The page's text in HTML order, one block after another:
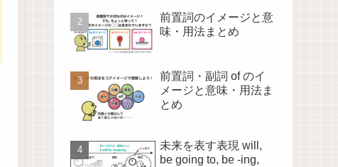
前置詞のイメージと意
味・用法まとめ
前置詞・副詞 of のイ
メージと意味・用法ま
とめ
未来を表す表現 will,
be going to, be -ing,